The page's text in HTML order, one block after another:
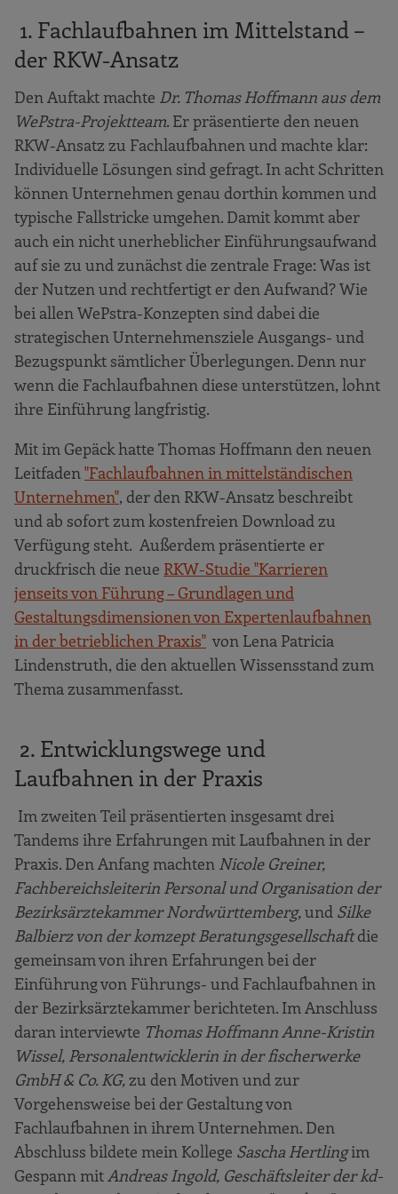
1. Fachlaufbahnen im Mittelstand –
der RKW-Ansatz
Den Auftakt machte Dr. Thomas Hoffmann aus dem
WePstra-Projektteam. Er präsentierte den neuen
RKW-Ansatz zu Fachlaufbahnen und machte klar:
Individuelle Lösungen sind gefragt. In acht Schritten
können Unternehmen genau dorthin kommen und
typische Fallstricke umgehen. Damit kommt aber
auch ein nicht unerheblicher Einführungsaufwand
auf sie zu und zunächst die zentrale Frage: Was ist
der Nutzen und rechtfertigt er den Aufwand? Wie
bei allen WePstra-Konzepten sind dabei die
strategischen Unternehmensziele Ausgangs- und
Bezugspunkt sämtlicher Überlegungen. Denn nur
wenn die Fachlaufbahnen diese unterstützen, lohnt
ihre Einführung langfristig.
Mit im Gepäck hatte Thomas Hoffmann den neuen
Leitfaden"Fachlaufbahnen in mittelständischen
Unternehmen", der den RKW-Ansatz beschreibt
und ab sofort zum kostenfreien Download zu
Verfügung steht. Außerdem präsentierte er
druckfrisch die neue RKW-Studie "Karrieren
jenseits von Führung – Grundlagen und
Gestaltungsdimensionen von Expertenlaufbahnen
in der betrieblichen Praxis" von Lena Patricia
Lindenstruth, die den aktuellen Wissensstand zum
Thema zusammenfasst.
2. Entwicklungswege und
Laufbahnen in der Praxis
Im zweiten Teil präsentierten insgesamt drei
Tandems ihre Erfahrungen mit Laufbahnen in der
Praxis. Den Anfang machten Nicole Greiner,
Fachbereichsleiterin Personal und Organisation der
Bezirksärztekammer Nordwürttemberg,und Silke
Balbierz von der komzept Beratungsgesellschaftdie
gemeinsam von ihren Erfahrungen bei der
Einführung von Führungs- und Fachlaufbahnen in
der Bezirksärztekammer berichteten. Im Anschluss
daran interviewte Thomas Hoffmann Anne-Kristin
Wissel, Personalentwicklerin in der fischerwerke
GmbH & Co. KG,zu den Motiven und zur
Vorgehensweise bei der Gestaltung von
Fachlaufbahnen in ihrem Unternehmen. Den
Abschluss bildete mein Kollege Sascha Hertlingim
Gespann mitAndreas Ingold, Geschäftsleiter der kd-